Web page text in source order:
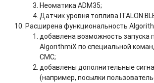
Неоматика ADM35;
Датчик уровня топлива ITALON
Расширена функциональность
добавлена возможность запуска
AlgorithmiX по специальной
СМС;
добавлены дополнительные
(например, посылки